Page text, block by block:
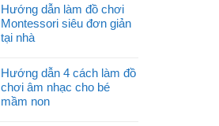
Hướng dẫn làm đồ chơi
Montessori siêu đơn giản
tại nhà
Hướng dẫn 4 cách làm đồ
chơi âm nhạc cho bé
mầm non